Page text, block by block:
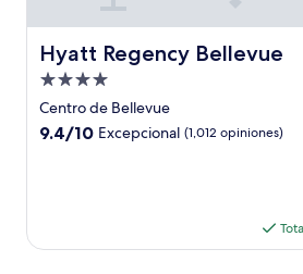
Hyatt Regency Bellevue
Hyatt Regency Bellevue
Propiedad
de
4.0
Centro de Bellevue
9.4
9.4/10 Excepcional (1,012 opiniones)